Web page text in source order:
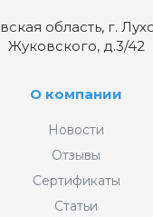
область, г.
Жуковского, д.3/42
О компании
Новости
Отзывы
Сертификаты
Статьи